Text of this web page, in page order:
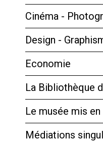
Cinéma -
Design -
Economie
La Bibliothèque
Le musée mis
Médiations